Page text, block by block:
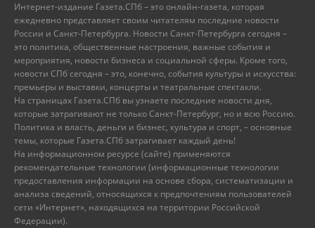
Интернет-издание Газета.СПб – это онлайн-газета, которая
ежедневно представляет своим читателям последние новости
России и Санкт-Петербурга. Новости Санкт-Петербурга сегодня –
это политика, общественные настроения, важные события и
мероприятия, новости бизнеса и социальной сферы. Кроме того,
новости СПб сегодня – это, конечно, события культуры и искусства:
премьеры и выставки, концерты и театральные спектакли.
На страницах Газета.СПб вы узнаете последние новости дня,
которые затрагивают не только Санкт-Петербург, но и всю Россию.
Политика и власть, деньги и бизнес, культура и спорт, – основные
темы, которые Газета.СПб затрагивает каждый день!
На информационном ресурсе (сайте) применяются
рекомендательные технологии (информационные технологии
предоставления информации на основе сбора, систематизации и
анализа сведений, относящихся к предпочтениям пользователей
сети «Интернет», находящихся на территории Российской
Федерации).